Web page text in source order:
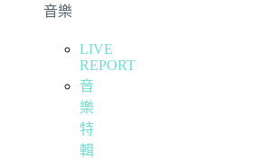
音樂
LIVE
REPORT
音
樂
特
輯